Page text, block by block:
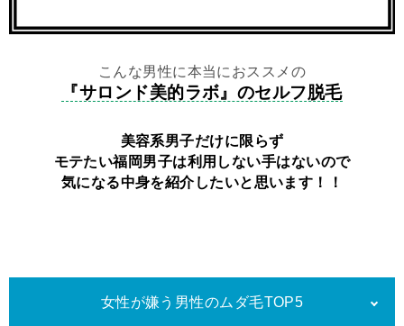
こんな男性に本当におススメの
『サロンド美的ラボ』のセルフ脱毛
美容系男子だけに限らず
モテたい福岡男子は利用しない手はないので
気になる中身を紹介したいと思います！！
女性が嫌う男性のムダ毛TOP5